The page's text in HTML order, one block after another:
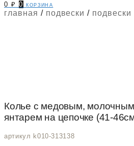
0₽ 0 корзина
главная / подвески / подвески
Колье с медовым,
янтарем на цепочке (41-
артикул k010-313138